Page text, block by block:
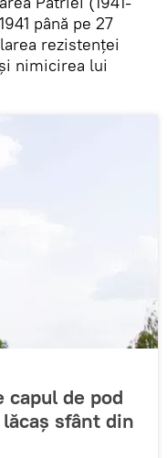
până pe 27
rezistenței
nimicirea lui
capul de pod
sfânt din